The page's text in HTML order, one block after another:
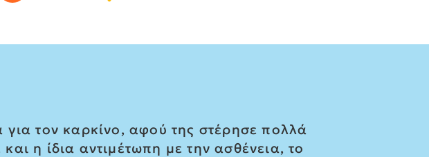
τον καρκίνο, αφού της στέρησε πολλά
η ίδια αντιμέτωπη με την ασθένεια, το